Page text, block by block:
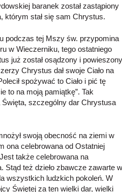
baranek został zastąpiony
którym stał się sam Chrystus.
podczas tej Mszy św. przypomina
w Wieczerniku, tego ostatniego
już został osądzony i powieszony
Chrystus dał swoje Ciało na
spożywać to Ciało i pić tę
to na moją pamiątkę”. Tak
szczególny dar Chrystusa
swoją obecność na ziemi w
ona celebrowana od Ostatniej
także celebrowana na
też dzieło zbawcze zawarte w
wszystkich ludzkich pokoleń. W
Świętej za ten wielki dar, wielki